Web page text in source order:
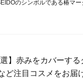
のシンボルである椿マ
】赤みをカバーす
ど注目コスメをお届